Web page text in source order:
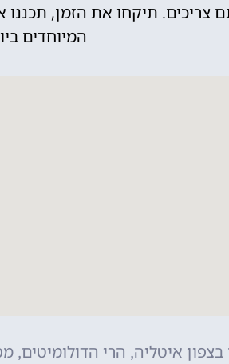
צריכים. תיקחו את הזמן,
המיוחדים
בצפון איטליה, הרי הדולומיטים,